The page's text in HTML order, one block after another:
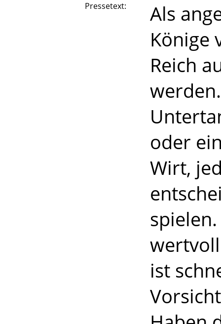
Pressetext:
Als
Könige
Reich
oder
Wirt,
ist